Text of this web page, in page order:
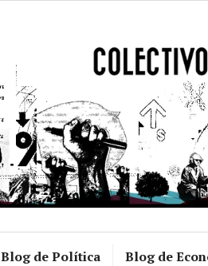
Blog de Política Blog de